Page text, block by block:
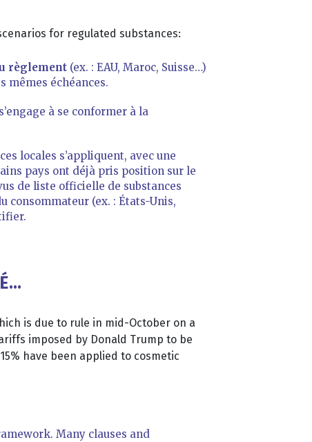
for regulated substances:
règlement(ex. : EAU, Maroc, Suisse…)
mêmes échéances.
à se conformer à la
locales s’appliquent, avec une
pays ont déjà pris position sur le
de liste officielle de substances
consommateur (ex. : États-Unis,
is due to rule in mid-October on a
imposed by Donald Trump to be
have been applied to cosmetic
Many clauses and